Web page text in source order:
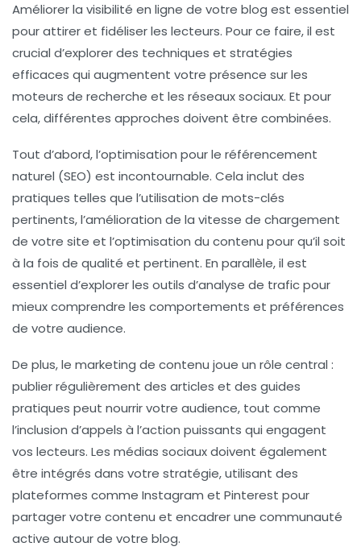
Améliorer la visibilité en ligne de votre blog est essentiel
pour attirer et fidéliser les lecteurs. Pour ce faire, il est
crucial d’explorer des techniques et stratégies
efficaces qui augmentent votre présence sur les
moteurs de recherche et les réseaux sociaux. Et pour
cela, différentes approches doivent être combinées.
Tout d’abord, l’optimisation pour le référencement
naturel (SEO) est incontournable. Cela inclut des
pratiques telles que l’utilisation de mots-clés
pertinents, l’amélioration de la vitesse de chargement
de votre site et l’optimisation du contenu pour qu’il soit
à la fois de qualité et pertinent. En parallèle, il est
essentiel d’explorer les outils d’analyse de trafic pour
mieux comprendre les comportements et préférences
de votre audience.
De plus, le marketing de contenu joue un rôle central :
publier régulièrement des articles et des guides
pratiques peut nourrir votre audience, tout comme
l’inclusion d’appels à l’action puissants qui engagent
vos lecteurs. Les médias sociauxdoivent également
être intégrés dans votre stratégie, utilisant des
plateformes comme Instagram et Pinterest pour
partager votre contenu et encadrer une communauté
active autour de votre blog.